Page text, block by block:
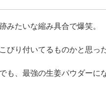
みたいな縮み具合で爆笑。
びり付いてるものかと思った
も、最強の生姜パウダーに